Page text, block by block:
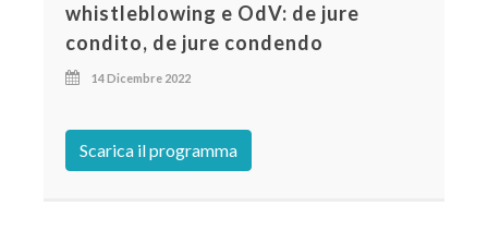
whistleblowing e OdV: de jure
condito, de jure condendo
14 Dicembre 2022
Scarica il programma